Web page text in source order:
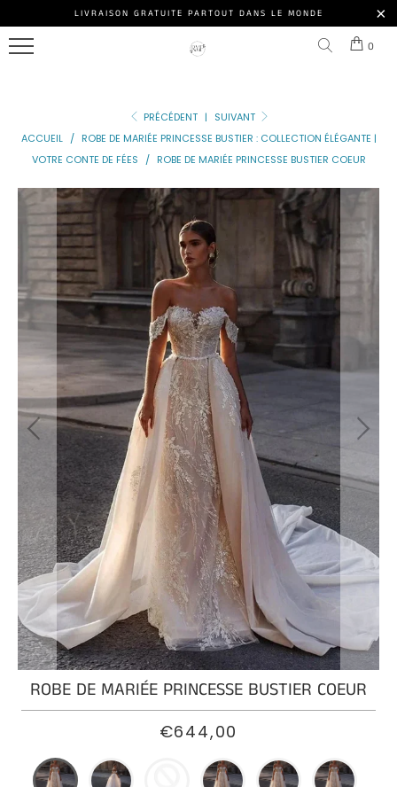
LIVRAISON GRATUITE PARTOUT DANS LE MONDE
Menu
ROBE
DE
MARIÉE
PRINCESSE
PAILLETTE
ROBE
DE
MARIÉE
DE
PRINCESSE
DE
LUXE
ROBE
MARIÉE
SIRÈNE
PRINCESSE
ROBE
DE
MARIÉE
BOHÈME
PRINCESSE
ROBE
DE
MARIÉE
DENTELLE
ACCESSOIRE
CLIENTES
Connexion
S'inscrire
0
PRÉCÉDENT |
SUIVANT
ACCUEIL / ROBE DE MARIÉE PRINCESSE BUSTIER : COLLECTION ÉLÉGANTE |
VOTRE CONTE DE FÉES
/ ROBE DE MARIÉE PRINCESSE BUSTIER COEUR
ROBE DE MARIÉE PRINCESSE BUSTIER COEUR
€644,00